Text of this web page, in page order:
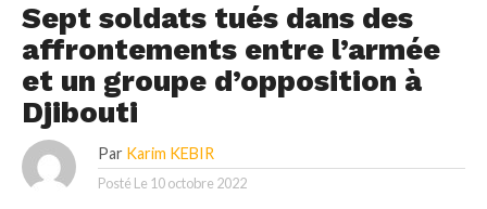
Sept soldats tués dans des
affrontements entre l’armée
et un groupe d’opposition à
Djibouti
Par Karim KEBIR
Posté Le 10 octobre 2022